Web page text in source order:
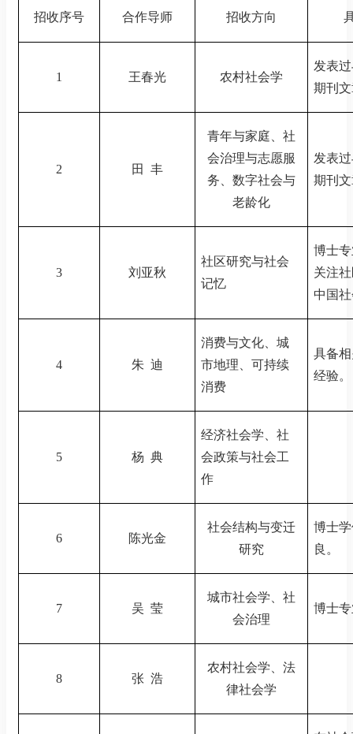
招收序号 合作导师 招收方向
1 王春光 农村社会学
发表
期刊
2 田 丰
青年与家庭、社
会治理与志愿服
务、数字社会与
老龄化
发表
期刊
3 刘亚秋
社区研究与社会
记忆
博士
关注
中国
4 朱 迪
消费与文化、城
市地理、可持续
消费
具备
经验。
5 杨 典
经济社会学、社
会政策与社会工
作
6 陈光金
社会结构与变迁
研究
博士
良。
7 吴 莹
城市社会学、社
会治理
博士
8 张 浩
农村社会学、法
律社会学